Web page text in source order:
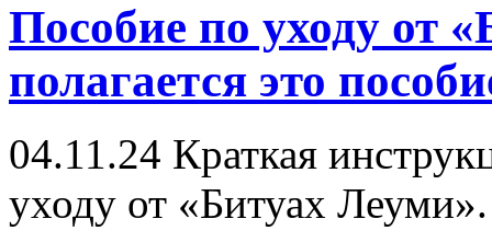
Пособие по уходу от
полагается это
04.11.24 Краткая
уходу от «Битуах Леуми».